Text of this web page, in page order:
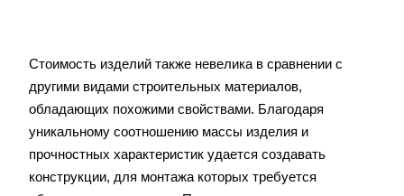
Стоимость изделий также невелика в сравнении с
другими видами строительных материалов,
обладающих похожими свойствами. Благодаря
уникальному соотношению массы изделия и
прочностных характеристик удается создавать
конструкции, для монтажа которых требуется